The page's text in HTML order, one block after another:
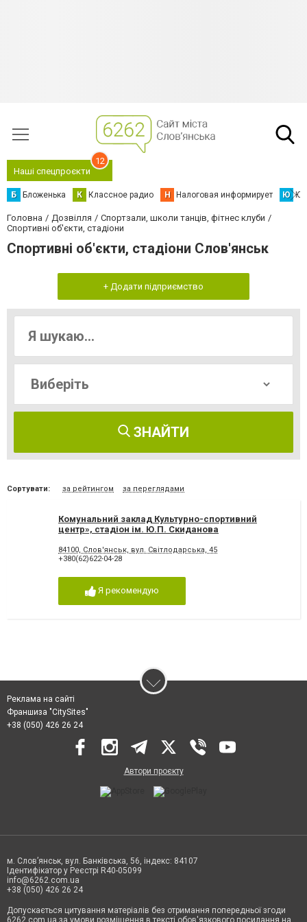
Наші спецпроєкти
12
Б Бложенька К Классное радио Н Налоговая информирует Ю
Головна Дозвілля
Спортзали, школи танців, фітнес клуби
Спортивні об'єкти, стадіони
Спортивні об'єкти, стадіони Слов'янськ
+ Додати підприємство
ЗНАЙТИ
Сортувати: за рейтингом за переглядами
Комунальний заклад Культурно-спортивний
центр», стадіон ім. Ю.П. Скиданова
84100, Слов'янськ, вул. Світлодарська, 45
+380(62)622-04-28
Я рекомендую
Реклама на сайті
Франшиза "CitySites"
+38 (050) 426 26 24
Автори проєкту
м. Слов’янськ, вул. Банківська, 56, індекс: 84107
Ідентифікатор у Реєстрі R40-05099
info@6262.com.ua
+38 (050) 426 26 24
Допускається цитування матеріалів без отримання попередньої згоди
6262.com.ua за умови розміщення в тексті обов'язкового посилання на